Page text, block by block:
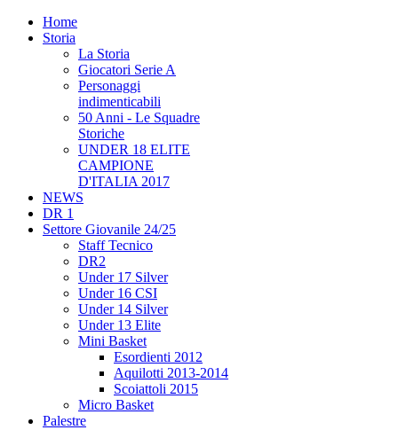
Home
Storia
La Storia
Giocatori Serie A
Personaggi
indimenticabili
50 Anni - Le Squadre
Storiche
UNDER 18 ELITE
CAMPIONE
D'ITALIA 2017
NEWS
DR 1
Settore Giovanile 24/25
Staff Tecnico
DR2
Under 17 Silver
Under 16 CSI
Under 14 Silver
Under 13 Elite
Mini Basket
Esordienti 2012
Aquilotti 2013-2014
Scoiattoli 2015
Micro Basket
Palestre